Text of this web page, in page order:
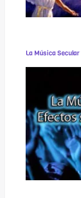
La Música